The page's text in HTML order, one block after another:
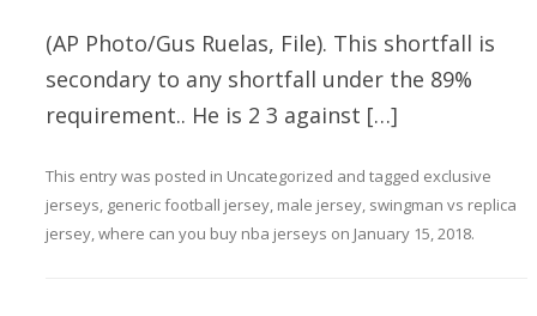
(AP Photo/Gus Ruelas, File). This shortfall is
secondary to any shortfall under the 89%
requirement.. He is 2 3 against […]
This entry was posted in Uncategorized and tagged exclusive
jerseys, generic football jersey, male jersey, swingman vs replica
jersey,where can you buy nba jerseys on January 15, 2018.